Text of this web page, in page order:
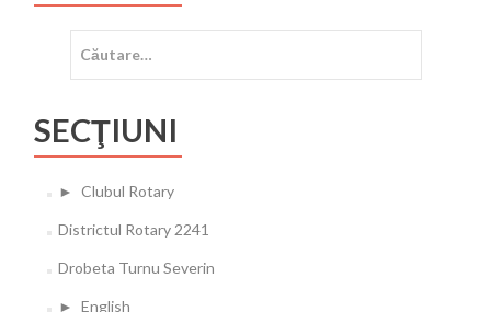
după:
SECŢIUNI
► Clubul Rotary
Districtul Rotary 2241
Drobeta Turnu Severin
► English